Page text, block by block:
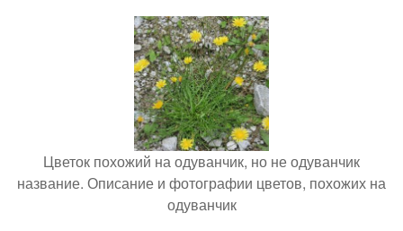
Цветок похожий на одуванчик, но не одуванчик
название. Описание и фотографии цветов, похожих на
одуванчик